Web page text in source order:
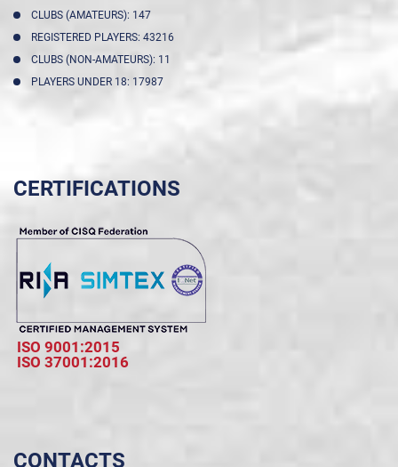
CLUBS (AMATEURS): 147
REGISTERED PLAYERS: 43216
CLUBS (NON-AMATEURS): 11
PLAYERS UNDER 18: 17987
CERTIFICATIONS
ISO 9001:2015
ISO 37001:2016
CONTACTS